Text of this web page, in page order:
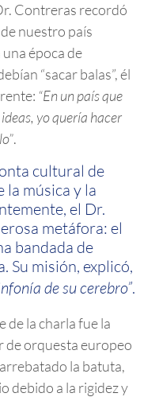
Contreras recordó
nuestro país
época de
“sacar balas”, él
“En un país que
yo quería hacer
.
cultural de
música y la
el Dr.
metáfora: el
bandada de
Su misión, explicó,
de su cerebro”.
de la charla fue la
de orquesta europeo
la batuta,
debido a la rigidez y